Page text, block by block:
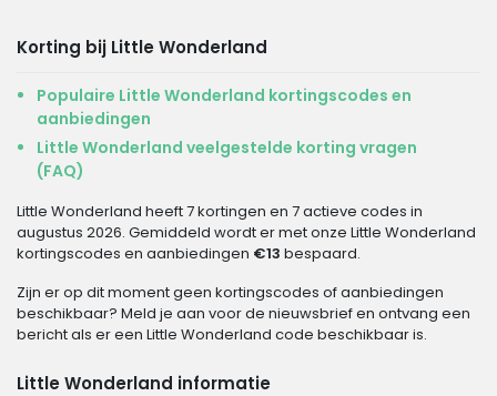
Korting bij Little Wonderland
Populaire Little Wonderland kortingscodes en
aanbiedingen
Little Wonderland veelgestelde korting vragen
(FAQ)
Little Wonderland heeft 7 kortingen en 7 actieve codes in
augustus 2026. Gemiddeld wordt er met onze Little Wonderland
kortingscodes en aanbiedingen €13 bespaard.
Zijn er op dit moment geen kortingscodes of aanbiedingen
beschikbaar? Meld je aan voor de nieuwsbrief en ontvang een
bericht als er een Little Wonderland code beschikbaar is.
Little Wonderland informatie